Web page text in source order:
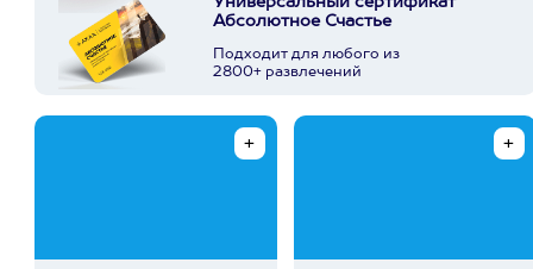
Абсолютное Счастье
Подходит для любого из
2800+ развлечений